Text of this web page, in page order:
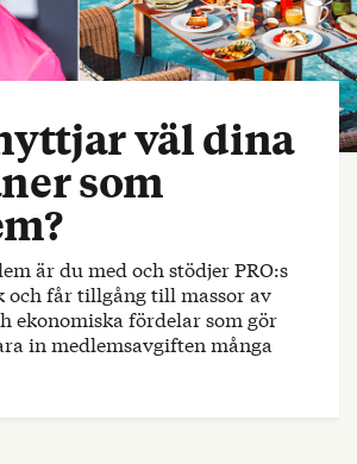
väl dina
som
är du med och stödjer PRO:s
och får tillgång till massor av
ekonomiska fördelar som gör
in medlemsavgiften många